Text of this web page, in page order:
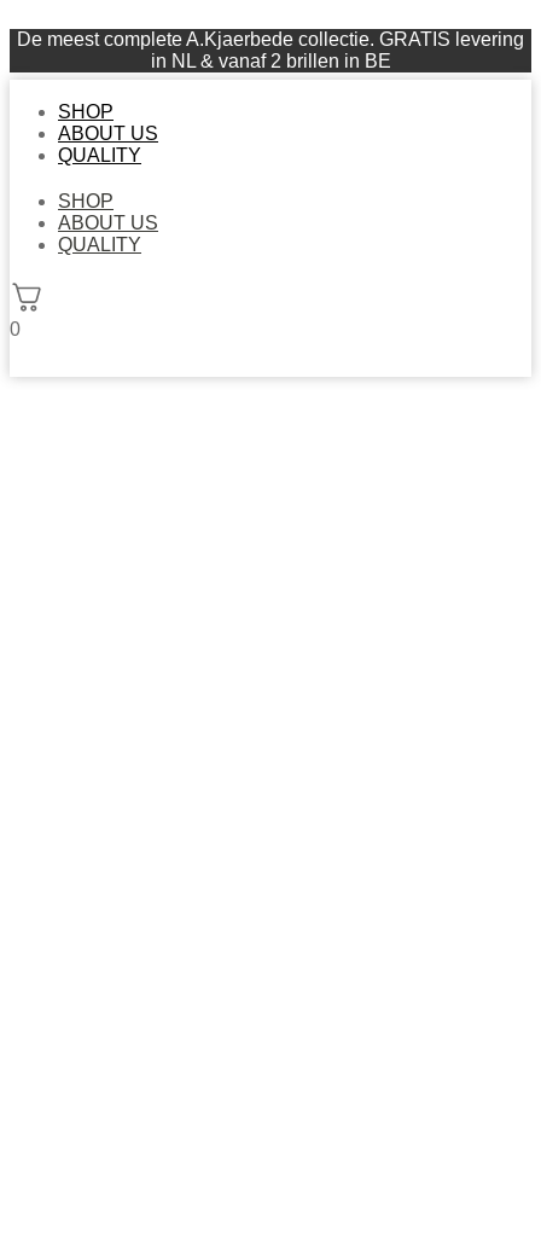
De meest complete A.Kjaerbede collectie. GRATIS levering
in NL & vanaf 2 brillen in BE
SHOP
ABOUT US
QUALITY
SHOP
ABOUT US
QUALITY
0